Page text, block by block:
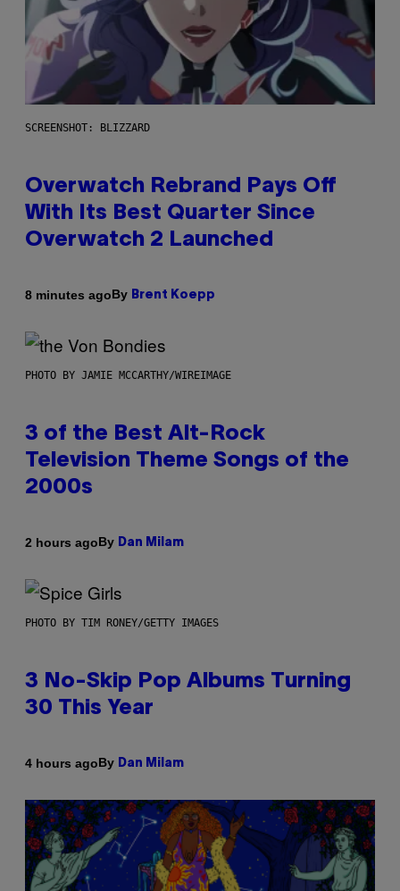
SCREENSHOT: BLIZZARD
Overwatch Rebrand Pays Off
With Its Best Quarter Since
Overwatch 2 Launched
8 minutes agoBy Brent Koepp
PHOTO BY JAMIE MCCARTHY/WIREIMAGE
3 of the Best Alt-Rock
Television Theme Songs of the
2000s
2 hours agoBy Dan Milam
PHOTO BY TIM RONEY/GETTY IMAGES
3 No-Skip Pop Albums Turning
30 This Year
4 hours agoBy Dan Milam